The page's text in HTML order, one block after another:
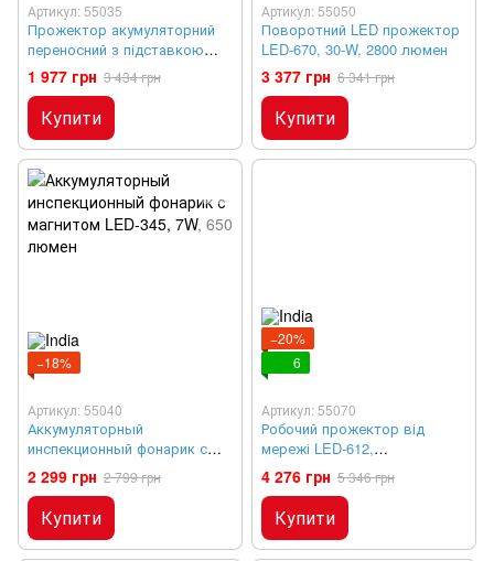
Артикул: 55035
Прожектор акумуляторний
переносний з підставкою
LED-640, 9W LED, 500 люмен
1 977 грн 3 434 грн
Купити
Артикул: 55050
Поворотний LED прожектор
LED-670, 30-W, 2800 люмен
3 377 грн 6 341 грн
Купити
−18%
Артикул: 55040
Аккумуляторный
инспекционный фонарик с
магнитом LED-345, 7W, 650
люмен
2 299 грн 2 799 грн
Купити
−20%
6
Артикул: 55070
Робочий прожектор від
мережі LED-612,
телескопічний, 60W, 4200
люмен
4 276 грн 5 346 грн
Купити